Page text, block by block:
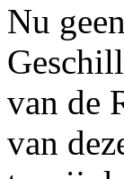
Nu
van de
van